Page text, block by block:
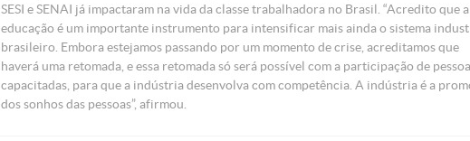
SESI e SENAI já impactaram na vida da classe trabalhadora no Brasil. “Acredito que a
educação é um importante instrumento para intensificar mais ainda o sistema
brasileiro. Embora estejamos passando por um momento de crise, acreditamos que
haverá uma retomada, e essa retomada só será possível com a participação de
capacitadas, para que a indústria desenvolva com competência. A indústria é a
dos sonhos das pessoas”, afirmou.